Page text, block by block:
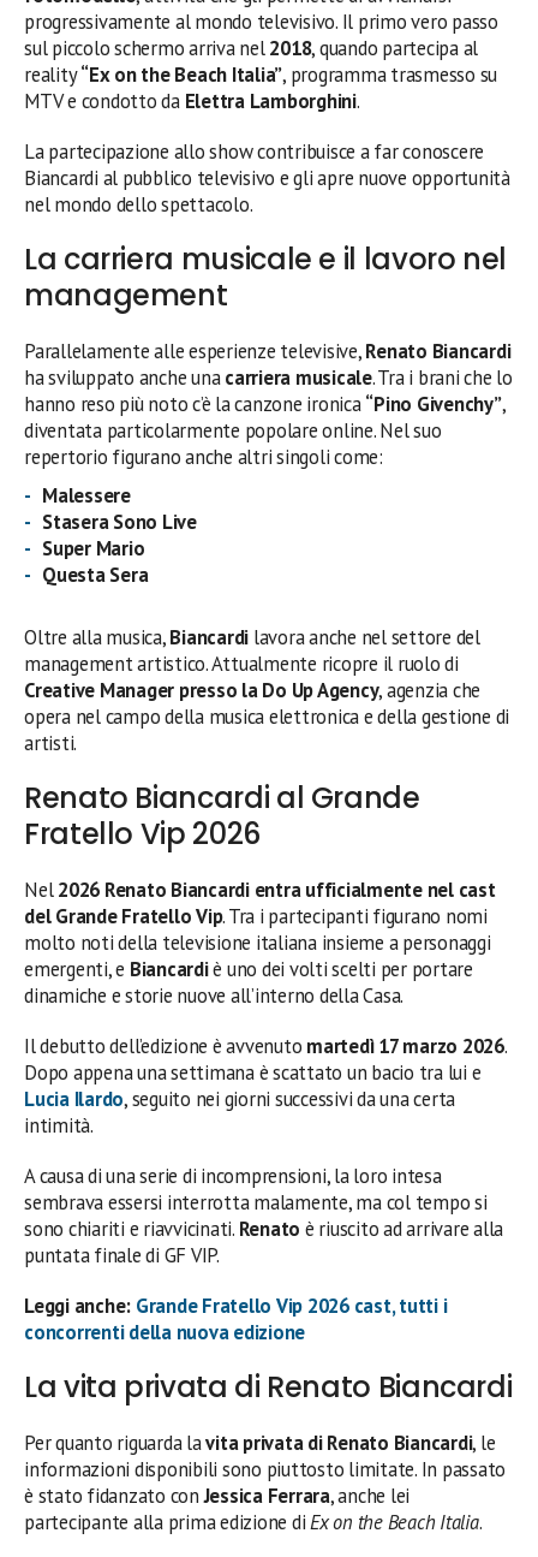
progressivamente al mondo televisivo. Il primo vero passo
sul piccolo schermo arriva nel2018, quando partecipa al
reality“Ex on the Beach Italia”, programma trasmesso su
MTV e condotto da Elettra Lamborghini.
La partecipazione allo show contribuisce a far conoscere
Biancardi al pubblico televisivo e gli apre nuove opportunità
nel mondo dello spettacolo.
La carriera musicale e il lavoro nel
management
Parallelamente alle esperienze televisive,Renato Biancardi
ha sviluppato anche unacarriera musicale. Tra i brani che lo
hanno reso più noto c’è la canzone ironica“Pino Givenchy”,
diventata particolarmente popolare online. Nel suo
repertorio figurano anche altri singoli come:
Malessere
Stasera Sono Live
Super Mario
Questa Sera
Oltre alla musica,Biancardi lavora anche nel settore del
management artistico. Attualmente ricopre il ruolo di
Creative Manager presso la Do Up Agency, agenzia che
opera nel campo della musica elettronica e della gestione di
artisti.
Renato Biancardi al Grande
Fratello Vip 2026
Nel2026 Renato Biancardi entra ufficialmente nel cast
del Grande Fratello Vip. Tra i partecipanti figurano nomi
molto noti della televisione italiana insieme a personaggi
emergenti, e Biancardiè uno dei volti scelti per portare
dinamiche e storie nuove all’interno della Casa.
Il debutto dell’edizione è avvenuto martedì 17 marzo 2026.
Dopo appena una settimana è scattato un bacio tra lui e
Lucia Ilardo, seguito nei giorni successivi da una certa
intimità.
A causa di una serie di incomprensioni, la loro intesa
sembrava essersi interrotta malamente, ma col tempo si
sono chiariti e riavvicinati. Renato è riuscito ad arrivare alla
puntata finale di GF VIP.
Leggi anche: Grande Fratello Vip 2026 cast, tutti i
concorrenti della nuova edizione
La vita privata di Renato Biancardi
Per quanto riguarda lavita privata di Renato Biancardi, le
informazioni disponibili sono piuttosto limitate. In passato
è stato fidanzato conJessica Ferrara, anche lei
partecipante alla prima edizione diEx on the Beach Italia.